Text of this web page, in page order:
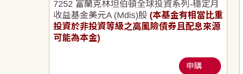
7252 富蘭克林坦伯頓全球投資系列-穩定月
收益基金美元A (Mdis)股 (本基金有相當比重
投資於非投資等級之高風險債券且配息來源
可能為本金)
申購